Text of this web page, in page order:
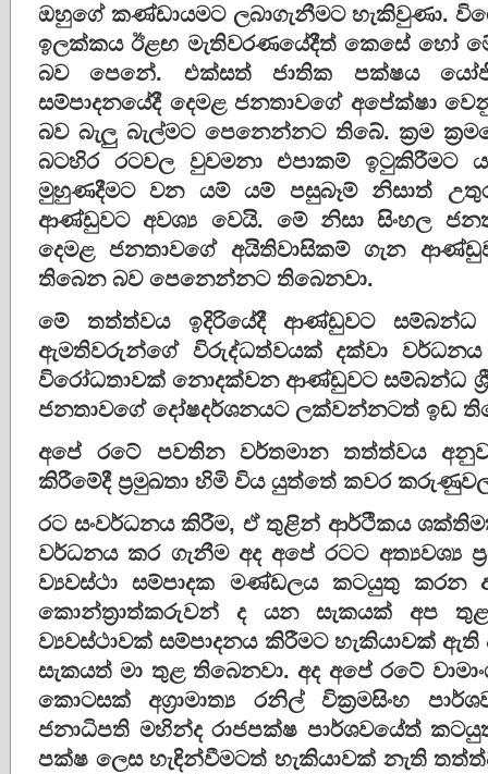
ඔහුගේ කණ්‌ඩායමට ලබාගැනීමට හැකිවුණා.
ඉලක්‌කය ඊළඟ මැතිවරණයේදීත් කෙසේ හෝ
බව පෙනේ. එක්‌සත් ජාතික පක්‌ෂය
සම්පාදනයේදී දෙමළ ජනතාවගේ අපේක්‌ෂා
බව බැලු බැල්මට පෙනෙන්නට තිබේ. ක්‍රම
බටහිර රටවල වුවමනා එපාකම් ඉටුකිරීමට
මුහුණදීමට වන යම් යම් පසුබෑම් නිසාත්
ආණ්‌ඩුවට අවශ්‍ය වෙයි. මේ නිසා සිංහල
දෙමළ ජනතාවගේ අයිතිවාසිකම් ගැන
තිබෙන බව පෙනෙන්නට තිබෙනවා.
මේ තත්ත්වය ඉදිරියේදී ආණ්‌ඩුවට සම්බන්ධ
ඇමතිවරුන්ගේ විරුද්ධත්වයක්‌ දක්‌වා
විරෝධතාවක්‌ නොදක්‌වන ආණ්‌ඩුවට සම්බන්ධ
ජනතාවගේ දෝෂදර්ශනයට ලක්‌වන්නටත් ඉඩ
අපේ රටේ පවතින වර්තමාන තත්ත්වය
කිරීමේදී ප්‍රමුඛතා හිමි විය යුත්තේ කවර
රට සංවර්ධනය කිරීම, ඒ තුළින් ආර්ථිකය
වර්ධනය කර ගැනීම අද අපේ රටට අත්‍යවශ්‍ය
ව්‍යවස්‌ථා සම්පාදක මණ්‌ඩලය කටයුතු කරන
කොන්ත්‍රාත්කරුවන් ද යන සැකයක්‌ අප
ව්‍යවස්‌ථාවක්‌ සම්පාදනය කිරීමට හැකියාවක්‌
සැකයත් මා තුළ තිබෙනවා. අද අපේ රටේ
කොටසක්‌ අග්‍රාමාත්‍ය රනිල් වික්‍රමසිංහ
ජනාධිපති මහින්ද රාජපක්‌ෂ පාර්ශවයේත්
පක්‌ෂ ලෙස හැඳින්වීමටත් හැකියාවක්‌ නැති